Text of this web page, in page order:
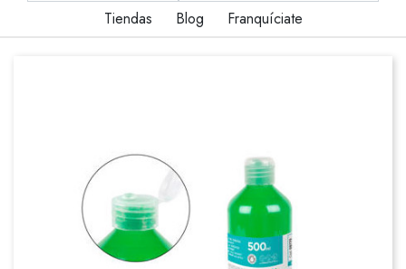
Tiendas Blog Franquíciate